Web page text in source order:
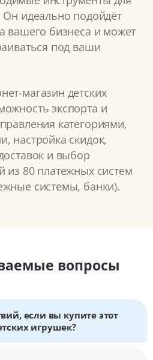
Он идеально подойдёт
вашего бизнеса и может
под ваши
магазин детских
экспорта и
категориями,
настройка скидок,
и выбор
из 80 платежных систем
системы, банки).
вопросы
если вы купите этот
игрушек?